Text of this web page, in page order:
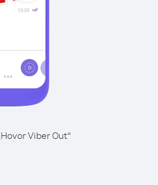
Viber Out“